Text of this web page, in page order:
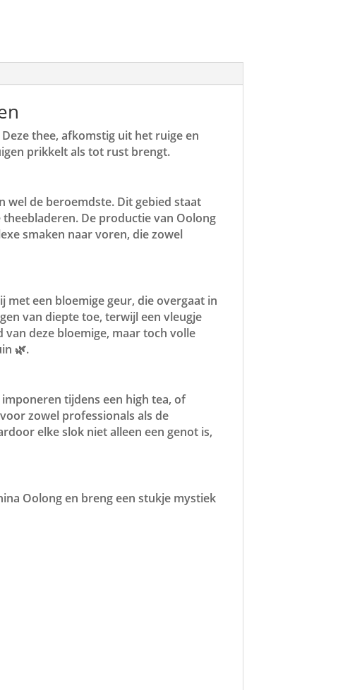
thee, afkomstig uit het ruige en
prikkelt als tot rust brengt.
wel de beroemdste. Dit gebied staat
De productie van Oolong
smaken naar voren, die zowel
met een bloemige geur, die overgaat in
van diepte toe, terwijl een vleugje
deze bloemige, maar toch volle
🌿.
tijdens een high tea, of
zowel professionals als de
elke slok niet alleen een genot is,
Oolong en breng een stukje mystiek